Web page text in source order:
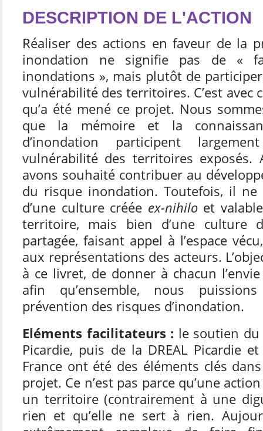
DESCRIPTION DE L'ACTION
Réaliser des actions en faveur de la
inondation ne signifie pas de «
inondations », mais plutôt de
vulnérabilité des territoires. C’est avec
qu’a été mené ce projet. Nous
que la mémoire et la
d’inondation participent
vulnérabilité des territoires exposés.
avons souhaité contribuer au
du risque inondation. Toutefois, il ne
d’une culture créée ex-nihilo et
territoire, mais bien d’une culture
partagée, faisant appel à l’espace
aux représentations des acteurs.
à ce livret, de donner à chacun
afin qu’ensemble, nous
prévention des risques d’inondation.
Eléments facilitateurs : le soutien du
Picardie, puis de la DREAL Picardie
France ont été des éléments clés
projet. Ce n’est pas parce qu’une
un territoire (contrairement à une
rien et qu’elle ne sert à rien.